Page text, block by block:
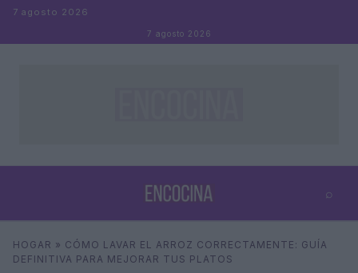
Saltar al contenido
7 agosto 2026
7 agosto 2026
⌕
Buscar ⌕ ×
HOGAR » CÓMO LAVAR EL ARROZ CORRECTAMENTE: GUÍA
DEFINITIVA PARA MEJORAR TUS PLATOS